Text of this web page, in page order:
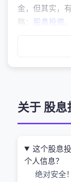
金，但其实，
略：
股息投资
下的结果。就
方向。
来的？
关于 股
这个股息
个人信息？
绝对安全